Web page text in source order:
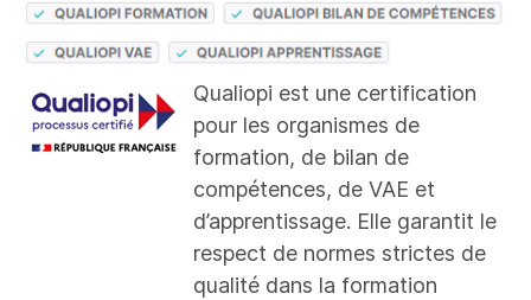
Qualiopi est une certification
pour les organismes de
formation, de bilan de
compétences, de VAE et
d’apprentissage. Elle garantit le
respect de normes strictes de
qualité dans la formation